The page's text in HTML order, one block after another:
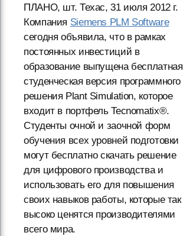
ПЛАНО, шт. Техас, 31 июля 2012 г.
Компания Siemens PLM Software
сегодня объявила, что в рамках
постоянных инвестиций в
образование выпущена бесплатная
студенческая версия программного
решения Plant Simulation, которое
входит в портфель Tecnomatix®.
Студенты очной и заочной форм
обучения всех уровней подготовки
могут бесплатно скачать решение
для цифрового производства и
использовать его для повышения
своих навыков работы, которые так
высоко ценятся производителями
всего мира.